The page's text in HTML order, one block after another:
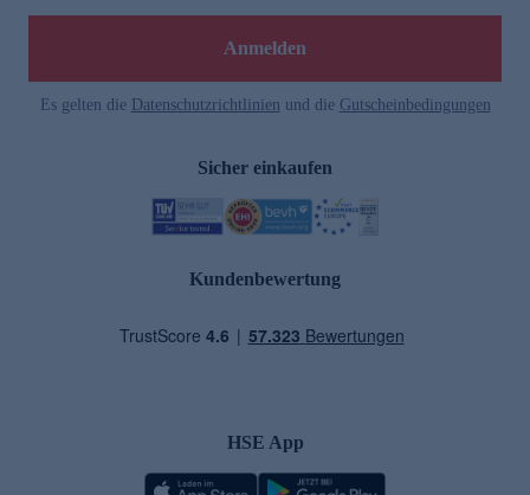
Anmelden
Es gelten die Datenschutzrichtlinien und die Gutscheinbedingungen
Sicher einkaufen
Kundenbewertung
HSE App